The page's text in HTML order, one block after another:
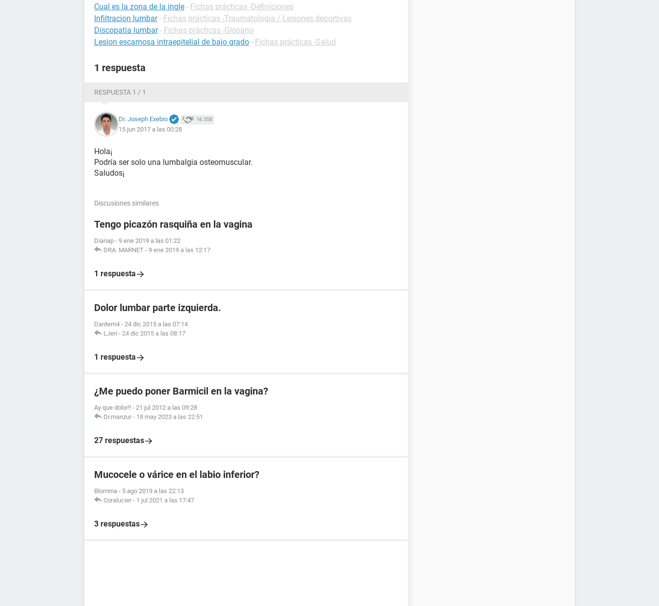
Cual es la zona de la ingle - Fichas prácticas -Definiciones
Infiltracion lumbar - Fichas prácticas -Traumatologia / Lesiones deportivas
Discopatia lumbar - Fichas prácticas -Glosario
Lesion escamosa intraepitelial de bajo grado - Fichas prácticas -Salud
1 respuesta
RESPUESTA 1 / 1
Dr. Joseph Exebio 16.358
15 jun 2017 a las 00:28
Hola¡
Podría ser solo una lumbalgia osteomuscular.
Saludos¡
Discusiones similares
Tengo picazón rasquiña en la vagina
Dianap - 9 ene 2019 a las 01:22
DRA. MARNET - 9 ene 2019 a las 12:17
1 respuesta
Dolor lumbar parte izquierda.
Dantem4 - 24 dic 2015 a las 07:14
LJeri - 24 dic 2015 a las 08:17
1 respuesta
¿Me puedo poner Barmicil en la vagina?
Ay que dolor!! - 21 jul 2012 a las 09:28
Dr.manzur - 18 may 2023 a las 22:51
27 respuestas
Mucocele o várice en el labio inferior?
Blomma - 5 ago 2019 a las 22:13
Coralucier - 1 jul 2021 a las 17:47
3 respuestas